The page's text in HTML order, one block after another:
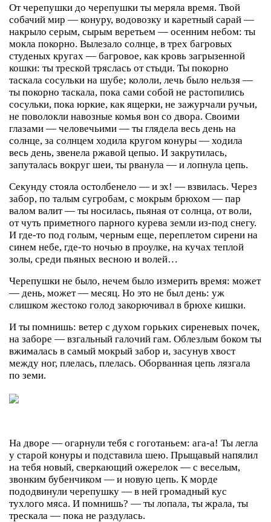
От черепушки до черепушки ты меряла время. Твой
собачий мир — конуру, водовозку и каретный сарай —
накрыло серым, сырым веретьем — осенним небом: ты
мокла покорно. Вылезало солнце, в трех багровых
студеных кругах — багровое, как кровь загрызенной
кошки: ты треской тряслась от стыди. Ты покорно
таскала сосульки на шубе; кололи, лечь было нельзя —
ты покорно таскала, пока сами собой не растопились
сосульки, пока юркие, как ящерки, не зажурчали ручьи,
не поволокли навозные комья вон со двора. Своими
глазами — человечьими — ты глядела весь день на
солнце, за солнцем ходила кругом конуры — ходила
весь день, звенела ржавой цепыо. И закрутилась,
запуталась вокруг шеи, ты рванула — и лопнула цепь.
Секунду стояла остолбенело — и эх! — взвилась. Через
забор, по талым сугробам, с мокрым брюхом — пар
валом валит — ты носилась, пьяная от солнца, от воли,
от чуть приметного парного курева земли из-под снегу.
И где-то под голым, черным еще, переплетом сирени на
синем небе, где-то ночью в проулке, на кучах теплой
золы, среди пьяных весною и волей…
Черепушки не было, нечем было измерить время: может
— день, может — месяц. Но это не был день: уж
слишком жестоко голод закорючивал в брюхе кишки.
И ты помнишь: ветер с духом горьких сиреневых почек,
на заборе — взгальный галочий гам. Облезлым боком ты
вжималась в самый мокрый забор и, засунув хвост
между ног, плелась, плелась. Оборванная цепь лязгала
по земи.
На дворе — огарнули тебя с гоготаньем: ага-а! Ты легла
у старой конуры и подставила шею. Прыщавый напялил
на тебя новый, сверкающий ожерелок — с веселым,
звонким бубенчиком — и новую цепь. К морде
пододвинули черепушку — в ней громадный кус
тухлого мяса. И помнишь? — ты лопала, ты жрала, ты
трескала — пока не раздулась.